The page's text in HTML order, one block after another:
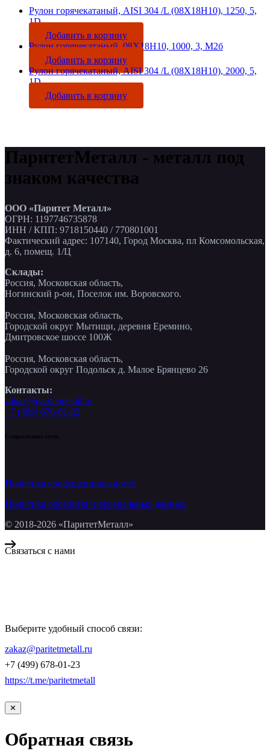
Рулон горячекатаный, AISI 304 /L (08Х18Н10), 1250, 5,
1D
Добавить в корзину
Рулон горячекатаный, 08Х18Н10, 1000, 3, М2б
Добавить в корзину
Рулон горячекатаный, AISI 304 /L (08Х18Н10), 2000, 5,
1D
Добавить в корзину
ПаритетМеталл - металл под
знаком качества
ООО «Паритет Металл»
ОГРН: 1197746735878
ИНН / КПП: 9718150440 / 770801001
Фактический адрес: 107140, Город Москва, пл Комсомольская,
д. 6, помещ. 1/Ц
Склады:
Россия, Московская область,
Ногинский р-он, Поселок им. Воровского.
Россия, Московская область,
Городской округ Мытищи, деревня Еремино,
Дмитровское шоссе 100Ж
Россия, Московская область,
Городской округ Подольск д. Малое Брянцево 26
Контакты:
zakaz@paritetmetall.ru
+7 (499) 678-01-23
Социальные сети
Политика конфиденциальности
Политика обработки персональных данных
© 2018-2026 «ПаритетМеталл»
Связаться с нами
Выберите удобный способ связи:
zakaz@paritetmetall.ru
+7 (499) 678-01-23
https://t.me/paritetmetall
✕
Обратная связь